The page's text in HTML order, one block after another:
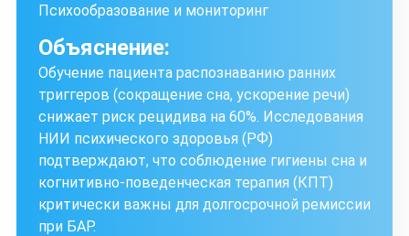
Психообразование и мониторинг
Объяснение:
Обучение пациента распознаванию ранних
триггеров (сокращение сна, ускорение речи)
снижает риск рецидива на 60%. Исследования
НИИ психического здоровья (РФ)
подтверждают, что соблюдение гигиены сна и
когнитивно-поведенческая терапия (КПТ)
критически важны для долгосрочной ремиссии
при БАР.